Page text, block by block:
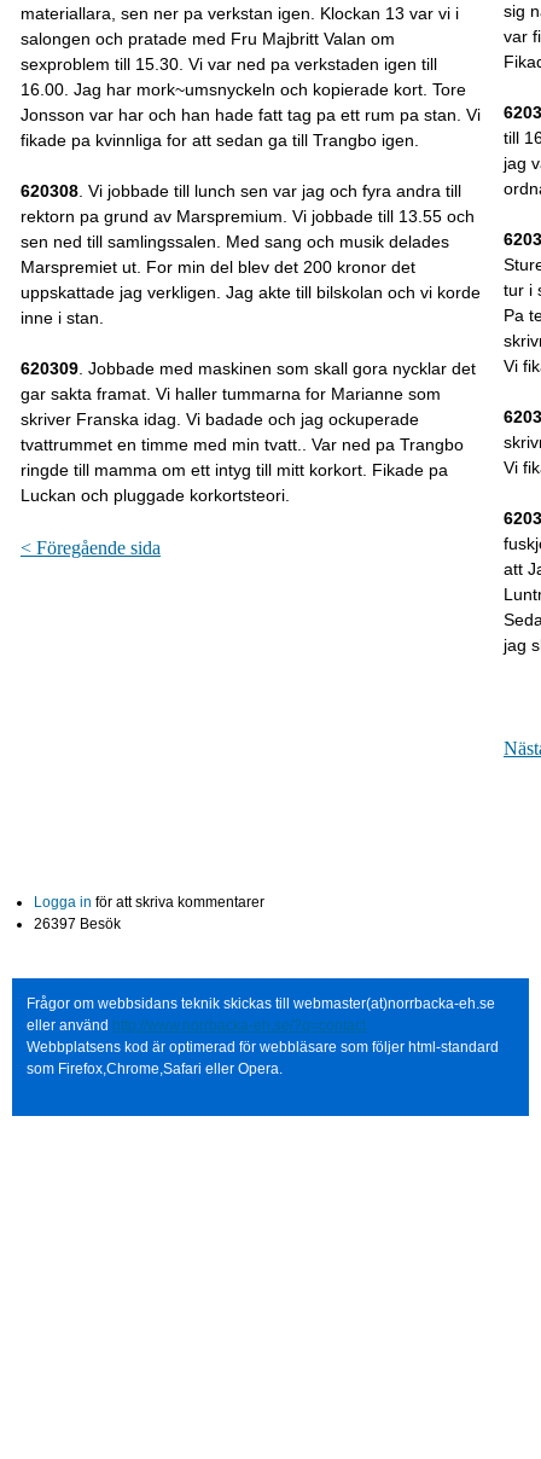
materiallara, sen ner pa verkstan igen. Klockan 13 var vi i
salongen och pratade med Fru Majbritt Valan om
sexproblem till 15.30. Vi var ned pa verkstaden igen till
16.00. Jag har mork~umsnyckeln och kopierade kort. Tore
Jonsson var har och han hade fatt tag pa ett rum pa stan. Vi
fikade pa kvinnliga for att sedan ga till Trangbo igen.
620308 . Vi jobbade till lunch sen var jag och fyra andra till
rektorn pa grund av Marspremium. Vi jobbade till 13.55 och
sen ned till samlingssalen. Med sang och musik delades
Marspremiet ut. For min del blev det 200 kronor det
uppskattade jag verkligen. Jag akte till bilskolan och vi korde
inne i stan.
620309 . Jobbade med maskinen som skall gora nycklar det
gar sakta framat. Vi haller tummarna for Marianne som
skriver Franska idag. Vi badade och jag ockuperade
tvattrummet en timme med min tvatt.. Var ned pa Trangbo
ringde till mamma om ett intyg till mitt korkort. Fikade pa
Luckan och pluggade korkortsteori.
< Föregående sida
sig
var
till
jag
tur i
Pa
Vi
Vi
att
jag
Logga in för att skriva kommentarer
26397 Besök
Frågor om webbsidans teknik skickas till webmaster(at)norrbacka-eh.se
eller använd http://www.norrbacka-eh.se/?q=contact
Webbplatsens kod är optimerad för webbläsare som följer html-standard
som Firefox,Chrome,Safari eller Opera.